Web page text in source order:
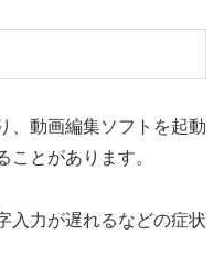
、動画編集ソフトを起動
ことがあります。
入力が遅れるなどの症状